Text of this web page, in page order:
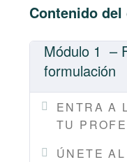
digital, y podrás
para darte a
mejor de ambos
estudio virtual y
atención al detalle
Contenido
Módulo 1 –
formulación
ENTRA A
TU
ÚNETE